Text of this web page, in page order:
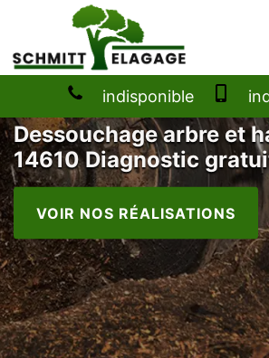
indisponible
Dessouchage arbre et
14610 Diagnostic
VOIR NOS RÉALISATIONS